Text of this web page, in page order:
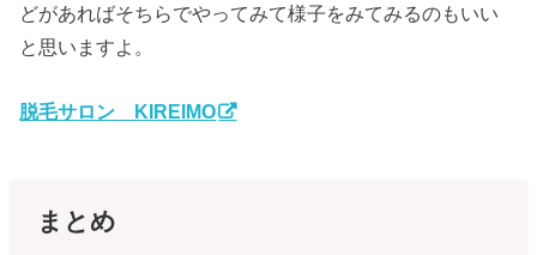
どがあればそちらでやってみて様子をみてみるのもいい
と思いますよ。
脱毛サロン KIREIMO
まとめ